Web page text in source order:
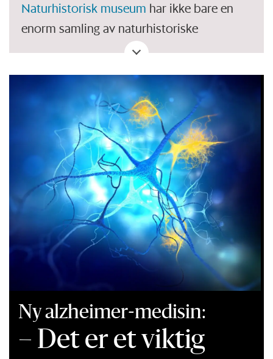
Naturhistorisk museum har ikke bare en
enorm samling av naturhistoriske
gjenstander, det har også et mangfoldig
Disse forskerne deler en nysgjerrighet på å
forstå opprinnelsen til planeten vår og livet
den huser. I denne bloggen deler vi noen av
de spennende funnene, resultatene,
historiene og anekdotene fra denne
nysgjerrighetsdrevne forskningen.
Ny alzheimer-medisin:
– Det er et viktig